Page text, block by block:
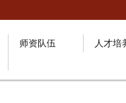
师资队伍 人才培